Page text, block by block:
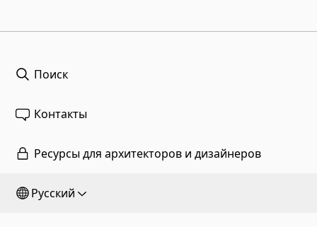
Поиск
Контакты
Ресурсы для архитекторов и дизайнеров
Русский